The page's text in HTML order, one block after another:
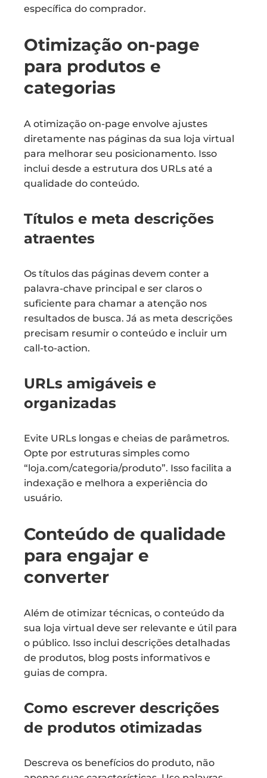
específica do comprador.
Otimização on-page
para produtos e
categorias
A otimização on-page envolve ajustes
diretamente nas páginas da sua loja virtual
para melhorar seu posicionamento. Isso
inclui desde a estrutura dos URLs até a
qualidade do conteúdo.
Títulos e meta descrições
atraentes
Os títulos das páginas devem conter a
palavra-chave principal e ser claros o
suficiente para chamar a atenção nos
resultados de busca. Já as meta descrições
precisam resumir o conteúdo e incluir um
call-to-action.
URLs amigáveis e
organizadas
Evite URLs longas e cheias de parâmetros.
Opte por estruturas simples como
“loja.com/categoria/produto”. Isso facilita a
indexação e melhora a experiência do
usuário.
Conteúdo de qualidade
para engajar e
converter
Além de otimizar técnicas, o conteúdo da
sua loja virtual deve ser relevante e útil para
o público. Isso inclui descrições detalhadas
de produtos, blog posts informativos e
guias de compra.
Como escrever descrições
de produtos otimizadas
Descreva os benefícios do produto, não